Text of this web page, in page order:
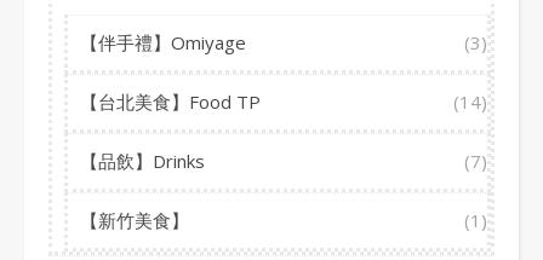
【伴手禮】Omiyage (3)
【台北美食】Food TP (14)
【品飲】Drinks (7)
【新竹美食】 (1)